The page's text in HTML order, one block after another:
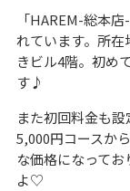
「HAREM-総本
れています。所
きビル4階。初め
す♪
また初回料金も
5,000円コースか
な価格になって
よ♡